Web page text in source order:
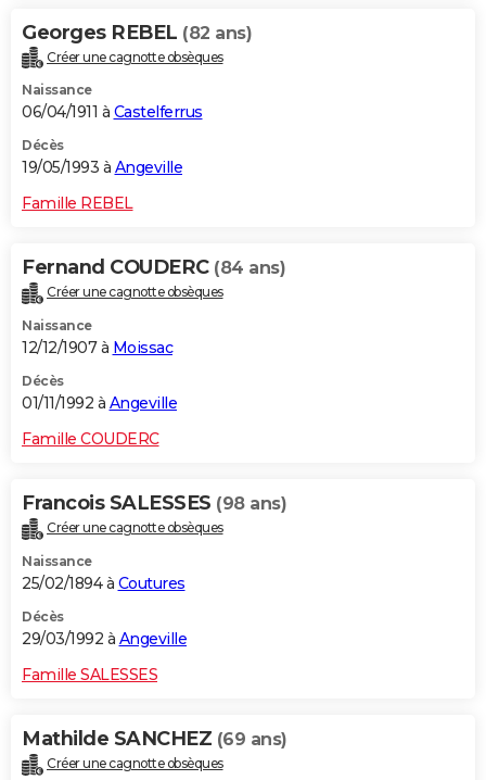
Georges REBEL (82 ans)
Créer une cagnotte obsèques
Naissance
06/04/1911 à Castelferrus
Décès
19/05/1993 à Angeville
Famille REBEL
Fernand COUDERC (84 ans)
Créer une cagnotte obsèques
Naissance
12/12/1907 à Moissac
Décès
01/11/1992 à Angeville
Famille COUDERC
Francois SALESSES (98 ans)
Créer une cagnotte obsèques
Naissance
25/02/1894 à Coutures
Décès
29/03/1992 à Angeville
Famille SALESSES
Mathilde SANCHEZ (69 ans)
Créer une cagnotte obsèques